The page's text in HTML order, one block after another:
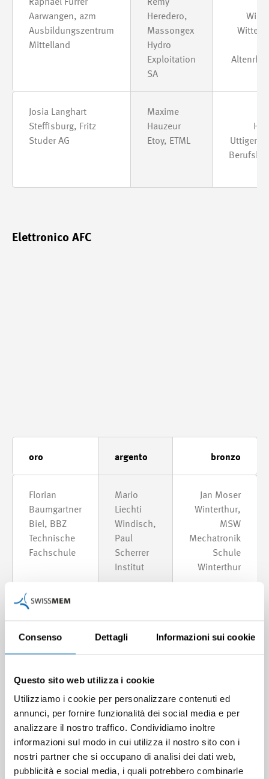
Consenso Dettagli Informazioni sui cookie
Questo sito web utilizza i cookie
Utilizziamo i cookie per personalizzare contenuti ed
annunci, per fornire funzionalità dei social media e per
analizzare il nostro traffico. Condividiamo inoltre
informazioni sul modo in cui utilizza il nostro sito con i
nostri partner che si occupano di analisi dei dati web,
pubblicità e social media, i quali potrebbero combinarle
Raphael Furrer
Aarwangen, azm
Ausbildungszentrum
Mittelland
Rémy
Heredero,
Massongex
Hydro
Exploitation
SA
Josia Langhart
Steffisburg, Fritz
Studer AG
Maxime
Hauzeur
Etoy, ETML
Uttigen,
Elettronico AFC
oro argento bronzo
Florian
Baumgartner
Biel, BBZ
Technische
Fachschule
Mario
Liechti
Windisch,
Paul
Scherrer
Institut
Jan Moser
Winterthur,
MSW
Mechatronik
Schule
Winterthur
Progettista meccanico AFC